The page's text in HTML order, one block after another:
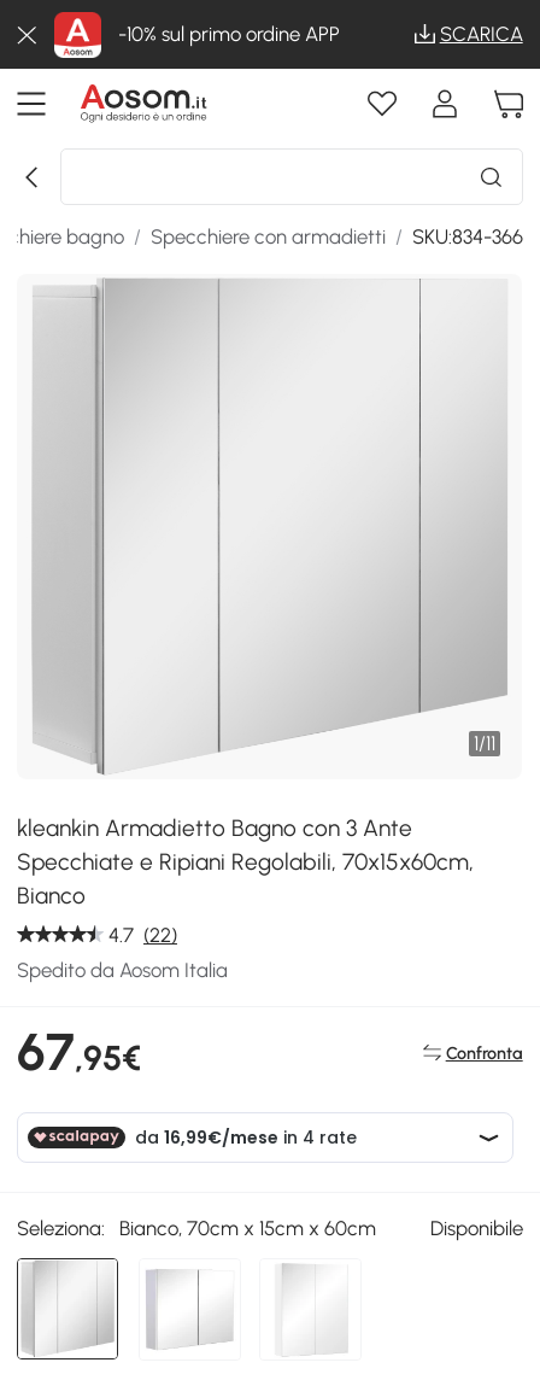
-10% sul primo ordine APP SCARICA
bagno / Specchiere con armadietti / SKU:834-366
1/11
kleankin Armadietto Bagno con 3 Ante
Specchiate e Ripiani Regolabili, 70x15x60cm,
Bianco
4.7 (22)
Spedito da Aosom Italia
67,95€ Confronta
Seleziona: Bianco, 70cm x 15cm x 60cm Disponibile